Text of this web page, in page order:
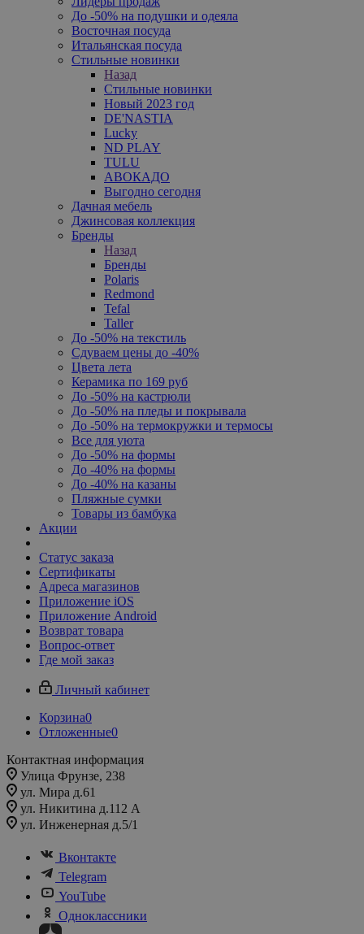
До -50% на подушки и одеяла
Восточная посуда
Итальянская посуда
Стильные новинки
Назад
Стильные новинки
Новый 2023 год
DE'NASTIA
Lucky
ND PLAY
TULU
АВОКАДО
Выгодно сегодня
Дачная мебель
Джинсовая коллекция
Бренды
Назад
Бренды
Polaris
Redmond
Tefal
Taller
До -50% на текстиль
Сдуваем цены до -40%
Цвета лета
Керамика по 169 руб
До -50% на кастрюли
До -50% на пледы и покрывала
До -50% на термокружки и термосы
Все для уюта
До -50% на формы
До -40% на формы
До -40% на казаны
Пляжные сумки
Товары из бамбука
Акции
Статус заказа
Сертификаты
Адреса магазинов
Приложение iOS
Приложение Android
Возврат товара
Вопрос-ответ
Где мой заказ
Личный кабинет
Корзина0
Отложенные0
Контактная информация
Улица Фрунзе, 238​
ул. Мира д.61
ул. Никитина д.112 А
ул. Инженерная д.5/1
Вконтакте
Telegram
YouTube
Одноклассники